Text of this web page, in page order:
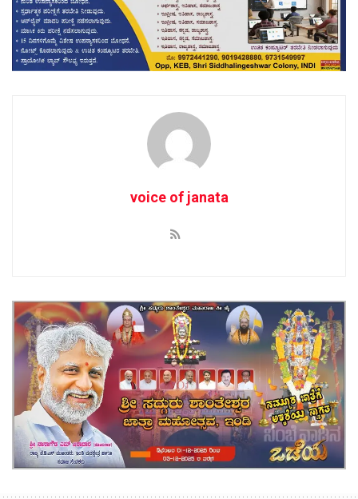
voice of janata